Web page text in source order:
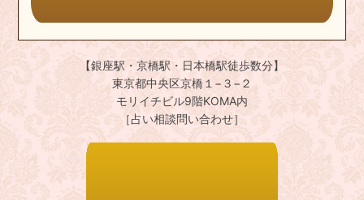
【銀座駅・京橋駅・日本橋駅徒歩数分】
東京都中央区京橋１−３−２
モリイチビル9階KOMA内
［占い相談問い合わせ］